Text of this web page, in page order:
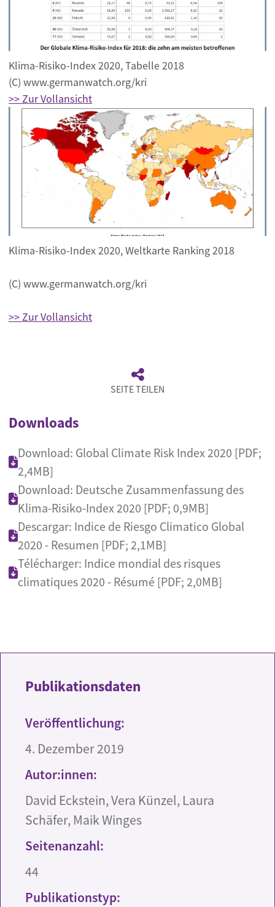
Klima-Risiko-Index 2020, Tabelle 2018
(C) www.germanwatch.org/kri
>> Zur Vollansicht
Klima-Risiko-Index 2020, Weltkarte Ranking 2018
(C) www.germanwatch.org/kri
>> Zur Vollansicht
SEITE TEILEN
Downloads
Download: Global Climate Risk Index 2020 [PDF;
2,4MB]
Download: Deutsche Zusammenfassung des
Klima-Risiko-Index 2020 [PDF; 0,9MB]
Descargar: Indice de Riesgo Climatico Global
2020 - Resumen [PDF; 2,1MB]
Télécharger: Indice mondial des risques
climatiques 2020 - Résumé [PDF; 2,0MB]
Publikationsdaten
Veröffentlichung:
4. Dezember 2019
Autor:innen:
David Eckstein, Vera Künzel, Laura
Schäfer, Maik Winges
Seitenanzahl:
44
Publikationstyp: